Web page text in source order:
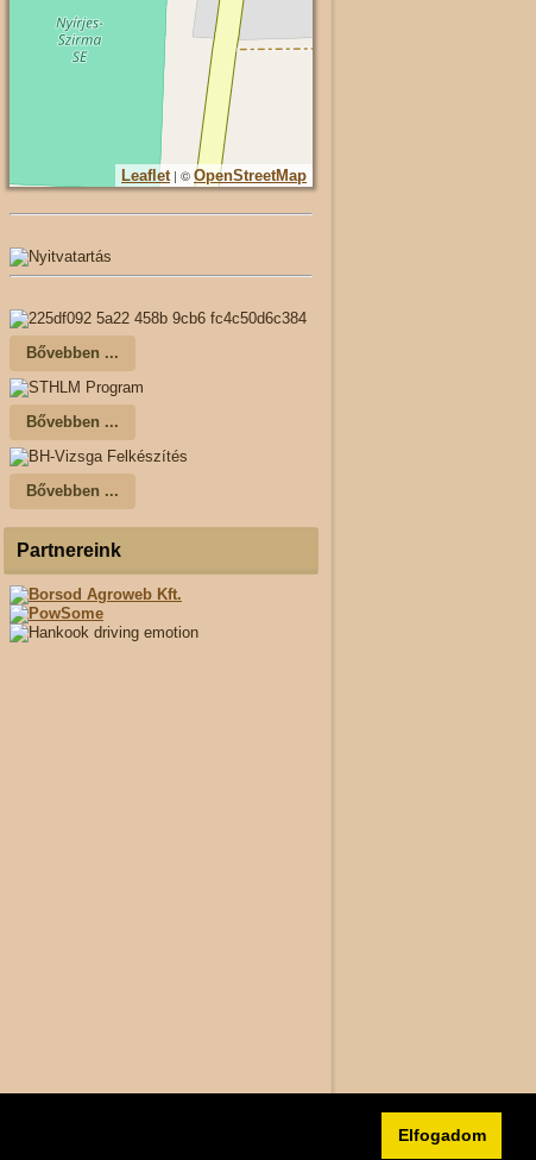
Elfogadom
Leaflet | © OpenStreetMap
Bővebben ...
Bővebben ...
Bővebben ...
Partnereink